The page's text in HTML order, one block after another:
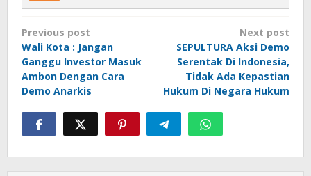
Post
navigation
Previous post
Wali Kota : Jangan
Ganggu Investor Masuk
Ambon Dengan Cara
Demo Anarkis
Next post
SEPULTURA Aksi Demo
Serentak Di Indonesia,
Tidak Ada Kepastian
Hukum Di Negara Hukum